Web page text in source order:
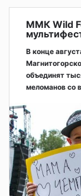
ММК Wild
В конце
объединят
меломанов со